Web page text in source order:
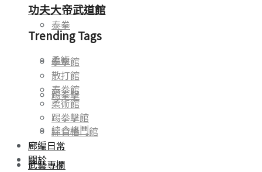
泰拳
柔術
踢拳擊
綜合格鬥
武藝專欄
功夫大帝武道館
Trending Tags
拳擊館
散打館
泰拳館
柔術館
踢拳擊館
綜合格鬥館
廊編日常
關於